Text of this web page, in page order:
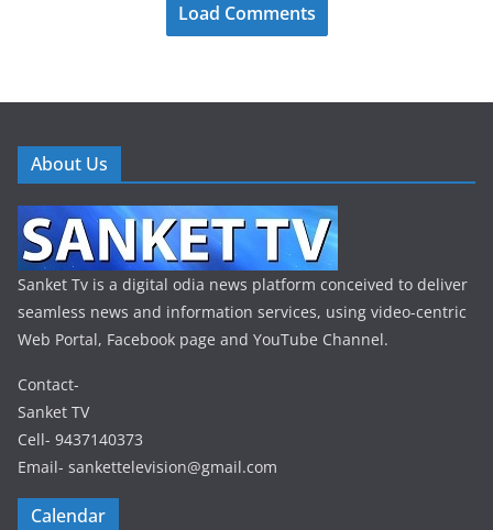
Load Comments
About Us
Sanket Tv is a digital odia news platform conceived to deliver
seamless news and information services, using video-centric
Web Portal, Facebook page and YouTube Channel.
Contact-
Sanket TV
Cell- 9437140373
Email- sankettelevision@gmail.com
Calendar